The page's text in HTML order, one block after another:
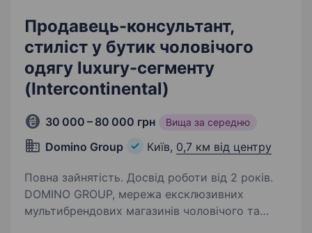
Продавець-консультант,
стиліст у бутик чоловічого
одягу luxury-сегменту
(Intercontinental)
30 000 – 80 000 грн Вища за середню
Domino Group Київ, 0,7 км від центру
Повна зайнятість. Досвід роботи від 2 років.
DOMINO GROUP, мережа ексклюзивних
мультибрендових магазинів чоловічого та